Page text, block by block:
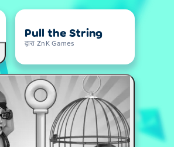
Pull the String
द्वारा ZnK Games